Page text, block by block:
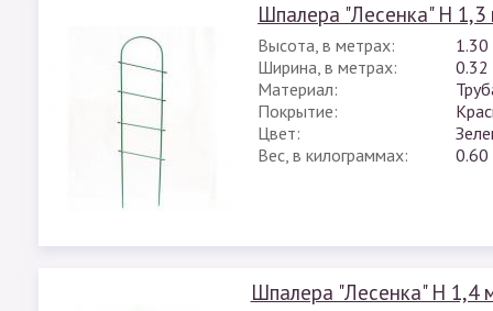
Шпалера "Лесенка" H 1,3
Высота, в метрах:
1.30
Ширина, в метрах:
0.32
Материал:
Покрытие:
Цвет:
Вес, в килограммах:
0.60
Шпалера "Лесенка" H 1,4